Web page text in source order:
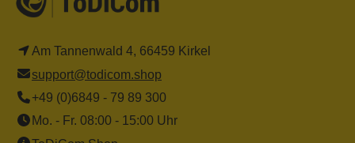
Am Tannenwald 4, 66459 Kirkel
support@todicom.shop
+49 (0)6849 - 79 89 300
Mo. - Fr. 08:00 - 15:00 Uhr